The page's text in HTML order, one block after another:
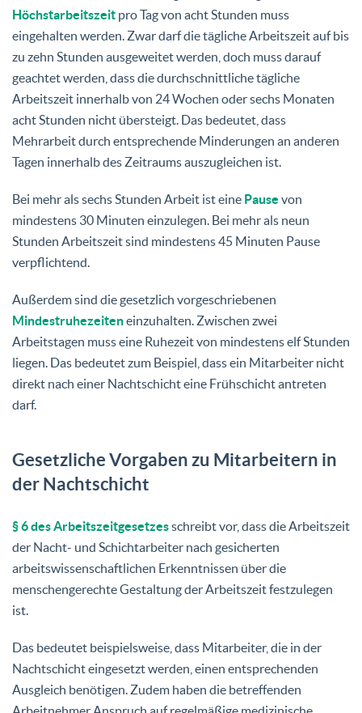
Höchstarbeitszeit pro Tag von acht Stunden muss
eingehalten werden. Zwar darf die tägliche Arbeitszeit auf bis
zu zehn Stunden ausgeweitet werden, doch muss darauf
geachtet werden, dass die durchschnittliche tägliche
Arbeitszeit innerhalb von 24 Wochen oder sechs Monaten
acht Stunden nicht übersteigt. Das bedeutet, dass
Mehrarbeit durch entsprechende Minderungen an anderen
Tagen innerhalb des Zeitraums auszugleichen ist.
Bei mehr als sechs Stunden Arbeit ist eine Pause von
mindestens 30 Minuten einzulegen. Bei mehr als neun
Stunden Arbeitszeit sind mindestens 45 Minuten Pause
verpflichtend.
Außerdem sind die gesetzlich vorgeschriebenen
Mindestruhezeiteneinzuhalten. Zwischen zwei
Arbeitstagen muss eine Ruhezeit von mindestens elf Stunden
liegen. Das bedeutet zum Beispiel, dass ein Mitarbeiter nicht
direkt nach einer Nachtschicht eine Frühschicht antreten
darf.
Gesetzliche Vorgaben zu Mitarbeitern in
der Nachtschicht
§ 6 des Arbeitszeitgesetzesschreibt vor, dass die Arbeitszeit
der Nacht- und Schichtarbeiter nach gesicherten
arbeitswissenschaftlichen Erkenntnissen über die
menschengerechte Gestaltung der Arbeitszeit festzulegen
ist.
Das bedeutet beispielsweise, dass Mitarbeiter, die in der
Nachtschicht eingesetzt werden, einen entsprechenden
Ausgleich benötigen. Zudem haben die betreffenden